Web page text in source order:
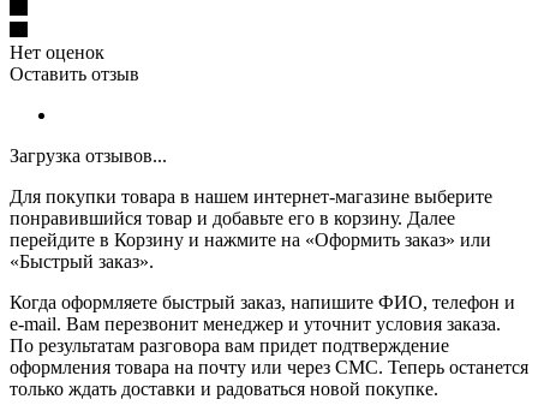
Нет оценок
Оставить отзыв
Загрузка отзывов...
Для покупки товара в нашем интернет-магазине выберите
понравившийся товар и добавьте его в корзину. Далее
перейдите в Корзину и нажмите на «Оформить заказ» или
«Быстрый заказ».
Когда оформляете быстрый заказ, напишите ФИО, телефон и
e-mail. Вам перезвонит менеджер и уточнит условия заказа.
По результатам разговора вам придет подтверждение
оформления товара на почту или через СМС. Теперь останется
только ждать доставки и радоваться новой покупке.